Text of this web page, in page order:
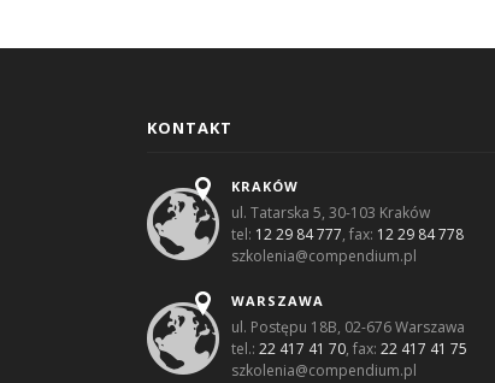
KONTAKT
KRAKÓW
ul. Tatarska 5, 30-103 Kraków
tel: 12 29 84 777, fax: 12 29 84 778
szkolenia@compendium.pl
WARSZAWA
ul. Postępu 18B, 02-676 Warszawa
tel.: 22 417 41 70, fax: 22 417 41 75
szkolenia@compendium.pl